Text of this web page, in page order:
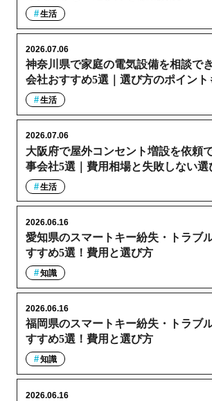
生活
神奈川県で家庭の電気設備を相談で
会社おすすめ5選｜選び方のポイント
2026.07.06
生活
大阪府で屋外コンセント増設を依頼
事会社5選｜費用相場と失敗しない選
2026.07.06
生活
愛知県のスマートキー紛失・トラブ
すすめ5選！費用と選び方
2026.06.16
知識
福岡県のスマートキー紛失・トラブ
すすめ5選！費用と選び方
2026.06.16
知識
2026.06.16